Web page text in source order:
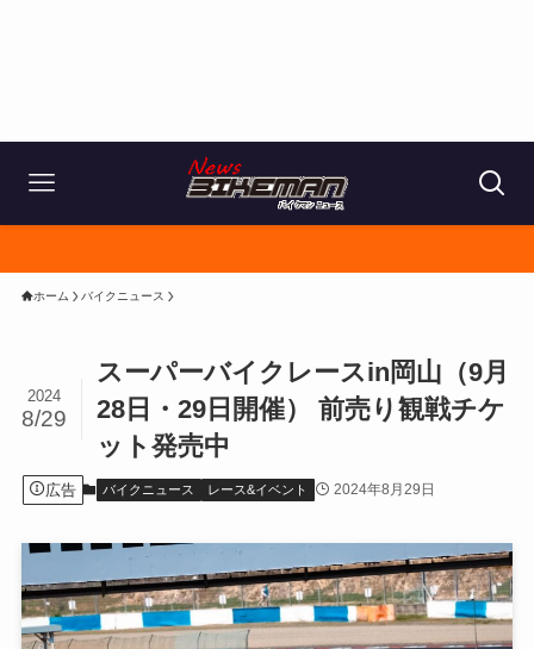
ホーム バイクニュース
スーパーバイクレースin岡山（9月
28日・29日開催） 前売り観戦チケ
ット発売中
2024
8/29
広告 バイクニュース レース&イベント 2024年8月29日